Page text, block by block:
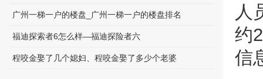
人
约
信
广州一梯一户的楼盘_广州一梯一户的楼盘排名
福迪探索者6怎么样—福迪探险者六
程咬金娶了几个媳妇、程咬金娶了多少个老婆